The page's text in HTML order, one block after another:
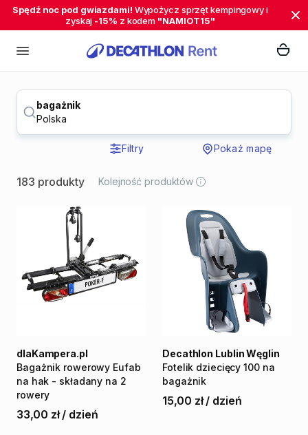
Spędź noc pod gwiazdami! Wypożycz sprzęt kempingowy i
zyskaj -15% z kodem "NAMIOT15"
bagażnik
Polska
Filtry Pokaż mapę
183 produkty Kolejność produktów
Bagażnik rowerowy Eufab
na hak - składany na 2
rowery
dlaKampera.pl
33,00 zł / dzień
Fotelik dziecięcy 100 na
bagażnik
Decathlon Lublin Węglin
15,00 zł / dzień